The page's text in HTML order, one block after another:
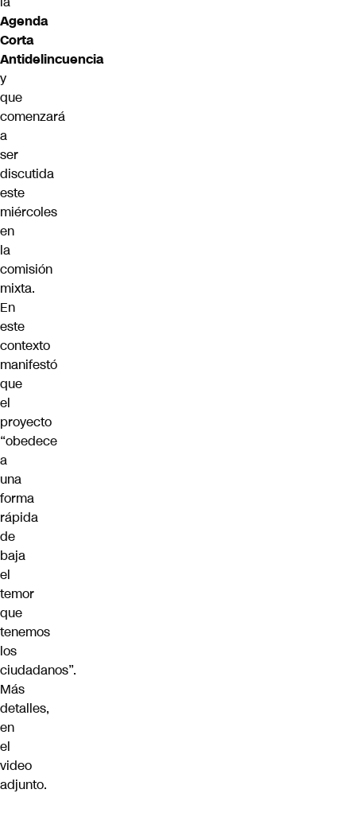
Agenda
Corta
Antidelincuencia
y
que
comenzará
a
ser
discutida
este
miércoles
en
la
comisión
mixta.
En
este
contexto
manifestó
que
el
proyecto
“obedece
a
una
forma
rápida
de
baja
el
temor
que
tenemos
los
ciudadanos”.
Más
detalles,
en
el
video
adjunto.